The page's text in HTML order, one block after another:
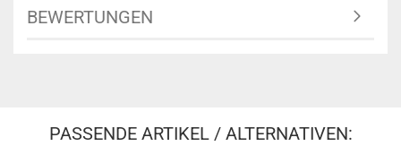
BEWERTUNGEN
PASSENDE ARTIKEL / ALTERNATIVEN: